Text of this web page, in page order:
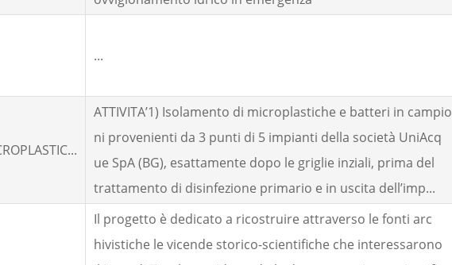
...
ATTIVITA’1) Isolamento di microplastiche e batteri in campio
ni provenienti da 3 punti di 5 impianti della società UniAcq
ue SpA (BG), esattamente dopo le griglie inziali, prima del
trattamento di disinfezione primario e in uscita dell’imp...
Il progetto è dedicato a ricostruire attraverso le fonti arc
hivistiche le vicende storico-scientifiche che interessarono